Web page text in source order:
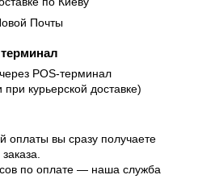
Почты
POS-терминал
курьерской доставке)
оплаты вы сразу получаете
по оплате — наша служба